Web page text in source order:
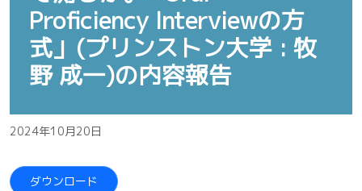
Proficiency Interviewの方
式」(プリンストン大学 : 牧
野 成一)の内容報告
2024年10月20日
ダウンロード